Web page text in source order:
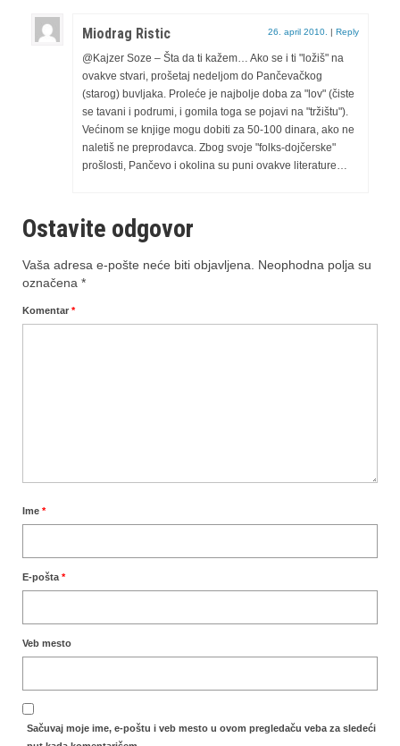
Miodrag Ristic 26. april 2010. | Reply
@Kajzer Soze – Šta da ti kažem… Ako se i ti "ložiš" na
ovakve stvari, prošetaj nedeljom do Pančevačkog
(starog) buvljaka. Proleće je najbolje doba za "lov" (čiste
se tavani i podrumi, i gomila toga se pojavi na "tržištu").
Većinom se knjige mogu dobiti za 50-100 dinara, ako ne
naletiš ne preprodavca. Zbog svoje "folks-dojčerske"
prošlosti, Pančevo i okolina su puni ovakve literature…
Ostavite odgovor
Vaša adresa e-pošte neće biti objavljena.
Neophodna polja su
označena *
Komentar *
Ime *
E-pošta *
Veb mesto
Sačuvaj moje ime, e-poštu i veb mesto u ovom pregledaču veba za sledeći